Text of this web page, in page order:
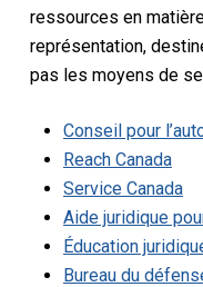
ressources en
représentation,
pas les moyens de
Conseil pour
Reach Canada
Service Canada
Aide juridique
Éducation
Bureau du